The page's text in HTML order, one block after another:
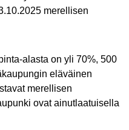
merellisen
alasta on yli 70%, 500
eläväinen
merellisen
ovat ainutlaatuisella